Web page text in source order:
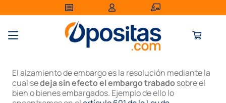
El alzamiento de embargo es la resolución mediante la
cual sedeja sin efecto el embargo trabadosobre el
bien o bienes embargados. Ejemplo de ello lo